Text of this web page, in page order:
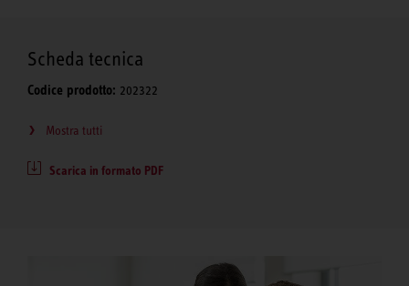
Scheda tecnica
Codice prodotto: 202322
Mostra tutti
Scarica in formato PDF